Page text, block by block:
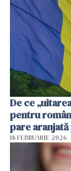
De ce
pentru
pare
18 FEBRUARIE 2026